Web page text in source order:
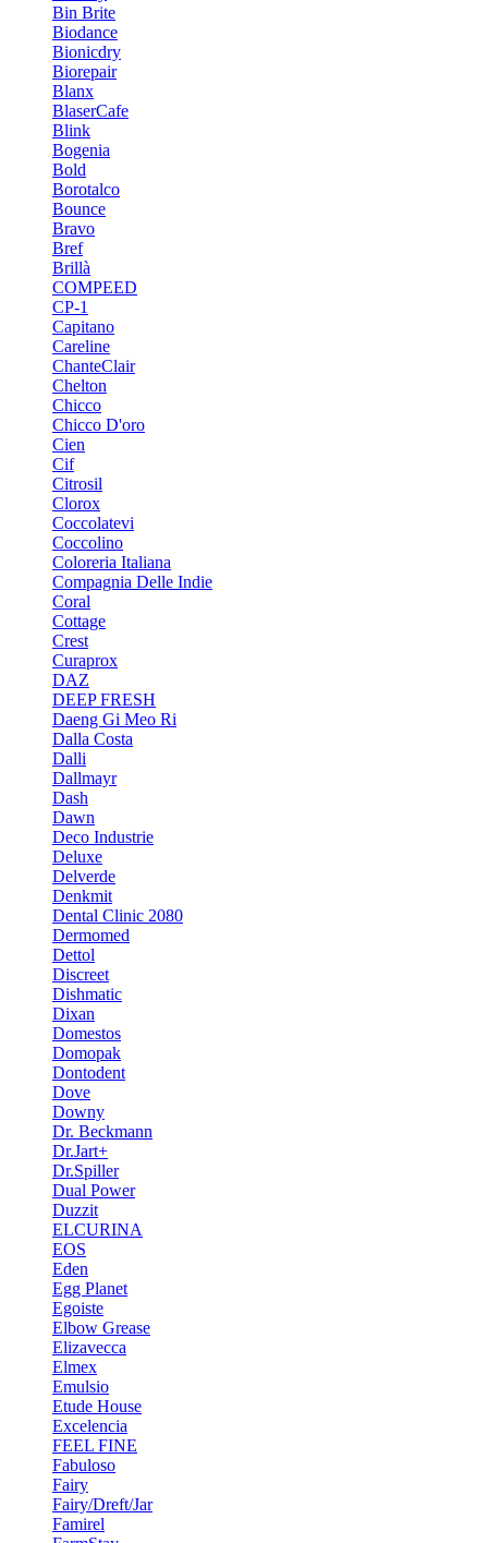
Bin Brite
Biodance
Bionicdry
Biorepair
Blanx
BlaserCafe
Blink
Bogenia
Bold
Borotalco
Bounce
Bravo
Bref
Brillà
COMPEED
CP-1
Capitano
Careline
ChanteСlair
Chelton
Chicco
Chicco D'oro
Cien
Cif
Citrosil
Clorox
Coccolatevi
Coccolino
Coloreria Italiana
Compagnia Delle Indie
Coral
Cottage
Crest
Curaprox
DAZ
DEEP FRESH
Daeng Gi Meo Ri
Dalla Costa
Dalli
Dallmayr
Dash
Dawn
Deco Industrie
Deluxe
Delverde
Denkmit
Dental Clinic 2080
Dermomed
Dettol
Discreet
Dishmatic
Dixan
Domestos
Domopak
Dontodent
Dove
Downy
Dr. Beckmann
Dr.Jart+
Dr.Spiller
Dual Power
Duzzit
ELCURINA
EOS
Eden
Egg Planet
Egoiste
Elbow Grease
Elizavecca
Elmex
Emulsio
Etude House
Excelencia
FEEL FINE
Fabuloso
Fairy
Fairy/Dreft/Jar
Famirel